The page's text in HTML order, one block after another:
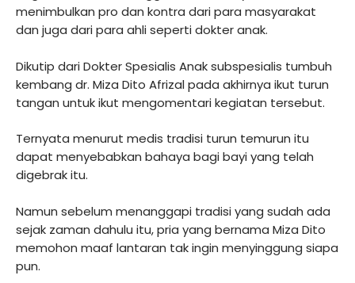
menimbulkan pro dan kontra dari para masyarakat
dan juga dari para ahli seperti dokter anak.
Dikutip dari Dokter Spesialis Anak subspesialis tumbuh
kembang dr. Miza Dito Afrizal pada akhirnya ikut turun
tangan untuk ikut mengomentari kegiatan tersebut.
Ternyata menurut medis tradisi turun temurun itu
dapat menyebabkan bahaya bagi bayi yang telah
digebrak itu.
Namun sebelum menanggapi tradisi yang sudah ada
sejak zaman dahulu itu, pria yang bernama Miza Dito
memohon maaf lantaran tak ingin menyinggung siapa
pun.